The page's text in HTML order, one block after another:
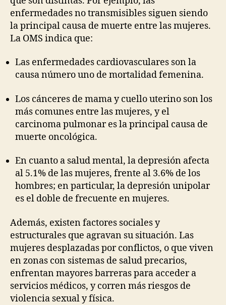
enfermedades no transmisibles siguen siendo
la principal causa de muerte entre las mujeres.
La OMS indica que:
Las enfermedades cardiovasculares son la
causa número uno de mortalidad femenina.
Los cánceres de mama y cuello uterino son los
más comunes entre las mujeres, y el
carcinoma pulmonar es la principal causa de
muerte oncológica.
En cuanto a salud mental, la depresión afecta
al 5.1% de las mujeres, frente al 3.6% de los
hombres; en particular, la depresión unipolar
es el doble de frecuente en mujeres.
Además, existen factores sociales y
estructurales que agravan su situación. Las
mujeres desplazadas por conflictos, o que viven
en zonas con sistemas de salud precarios,
enfrentan mayores barreras para acceder a
servicios médicos, y corren más riesgos de
violencia sexual y física.